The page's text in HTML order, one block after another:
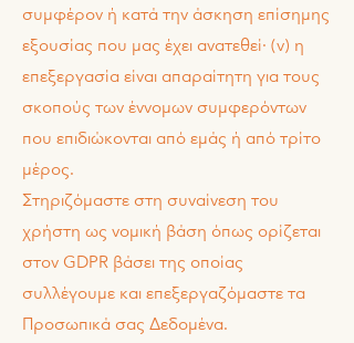
συμφέρον ή κατά την άσκηση επίσημης
εξουσίας που μας έχει ανατεθεί· (v) η
επεξεργασία είναι απαραίτητη για τους
σκοπούς των έννομων συμφερόντων
που επιδιώκονται από εμάς ή από τρίτο
μέρος.
Στηριζόμαστε στη συναίνεση του
χρήστη ως νομική βάση όπως ορίζεται
στον GDPR βάσει της οποίας
συλλέγουμε και επεξεργαζόμαστε τα
Προσωπικά σας Δεδομένα.